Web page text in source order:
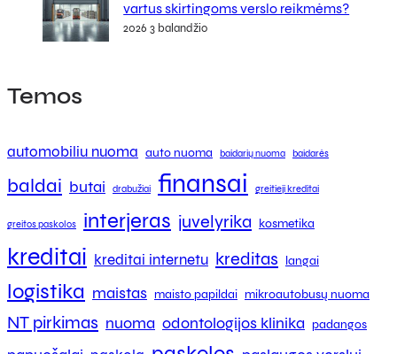
vartus skirtingoms verslo reikmėms?
2026 3 balandžio
Temos
automobiliu nuoma auto nuoma baidarių nuoma baidarės
baldai butai drabužiai finansai greitieji kreditai
greitos paskolos interjeras juvelyrika kosmetika
kreditai kreditai internetu kreditas langai
logistika maistas maisto papildai mikroautobusų nuoma
NT pirkimas nuoma odontologijos klinika padangos